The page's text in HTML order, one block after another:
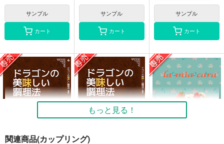
サンプル
カート
サンプル
カート
サンプル
カート
もっと見る！
関連商品(カップリング)